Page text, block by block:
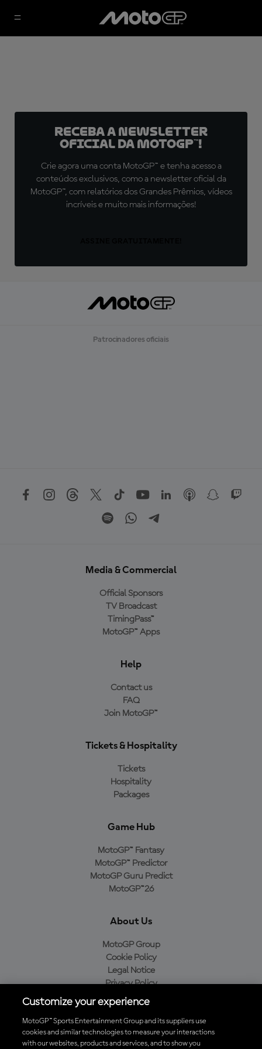
Receba a newsletter
oficial da MotoGP™!
Crie agora uma conta MotoGP™ e tenha acesso a
conteúdos exclusivos, como a newsletter oficial da
MotoGP™, com relatórios dos Grandes Prêmios, vídeos
incríveis e muito mais informações!
Patrocinadores oficiais
Media & Commercial
Official Sponsors
TV Broadcast
TimingPass™
MotoGP™ Apps
Help
Contact us
FAQ
Join MotoGP™
Tickets & Hospitality
Tickets
Hospitality
Packages
Game Hub
MotoGP™ Fantasy
MotoGP™ Predictor
MotoGP Guru Predict
MotoGP™26
About Us
MotoGP Group
Cookie Policy
Legal Notice
Privacy Policy
Purchase Policy
Baixe o aplicativo oficial da MotoGP™
Customize your experience
MotoGP™ Sports Entertainment Group and its suppliers use
cookies and similar technologies to measure your interactions
with our websites, products and services, and to show you